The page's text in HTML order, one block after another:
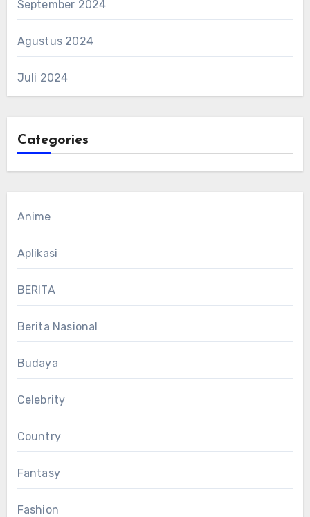
September 2024
Agustus 2024
Juli 2024
Categories
Anime
Aplikasi
BERITA
Berita Nasional
Budaya
Celebrity
Country
Fantasy
Fashion